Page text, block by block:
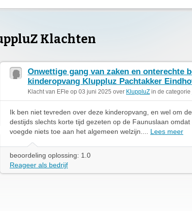
Klachten
Onwettige gang van zaken en onterechte
kinderopvang Kluppluz Pachtakker
Klacht van EFle op 03 juni 2025 over KluppluZ in de categorie
Ik ben niet tevreden over deze kinderopvang, en wel om
destijds slechts korte tijd gezeten op de Faunuslaan
voegde niets toe aan het algemeen welzijn.... Lees meer
beoordeling oplossing: 1.0
Reageer als bedrijf